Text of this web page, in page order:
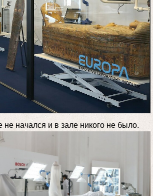
начался и в зале никого не было.